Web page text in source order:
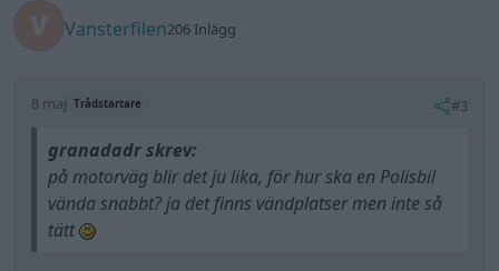
Vansterfilen206 Inlägg
8 maj Trådstartare #3
granadadr skrev:
på motorväg blir det ju lika, för hur ska en Polisbil
vända snabbt? ja det finns vändplatser men inte så
tätt